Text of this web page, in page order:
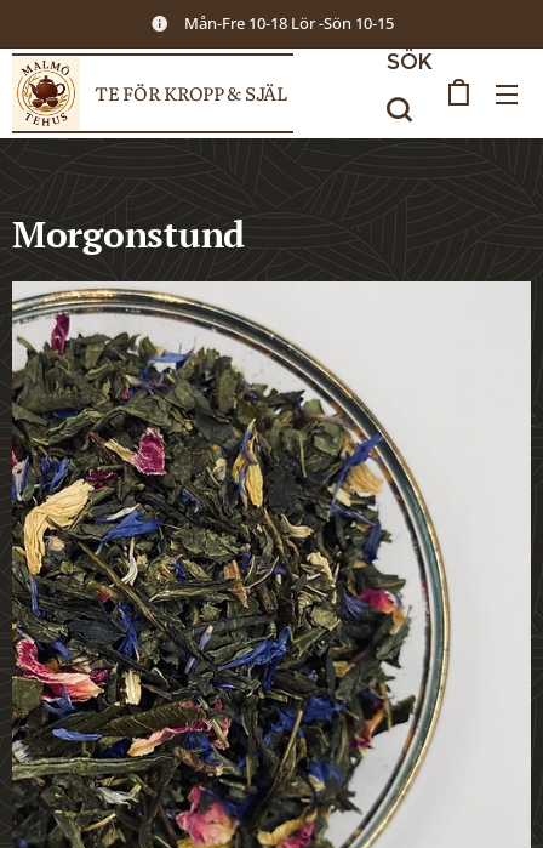
Mån-Fre 10-18 Lör -Sön 10-15
TE FÖR KROPP & SJÄL
SÖK
Morgonstund